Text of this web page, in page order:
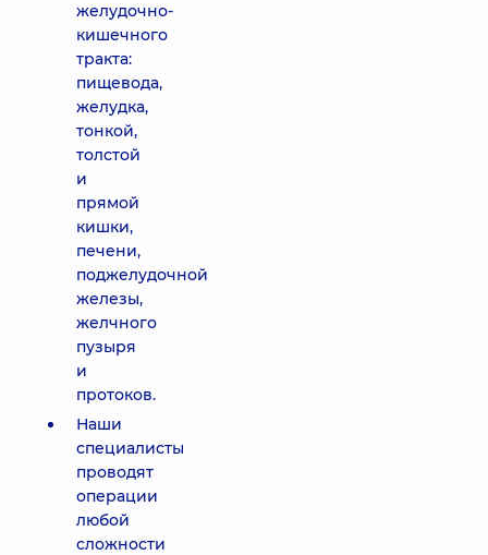
желудочно-
кишечного
тракта:
пищевода,
желудка,
тонкой,
толстой
и
прямой
кишки,
печени,
поджелудочной
железы,
желчного
пузыря
и
протоков.
Наши
специалисты
проводят
операции
любой
сложности